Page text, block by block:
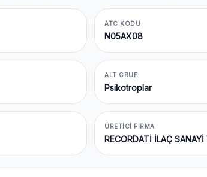
ATC KODU
N05AX08
ALT GRUP
Psikotroplar
ÜRETICI FIRMA
RECORDATİ İLAÇ